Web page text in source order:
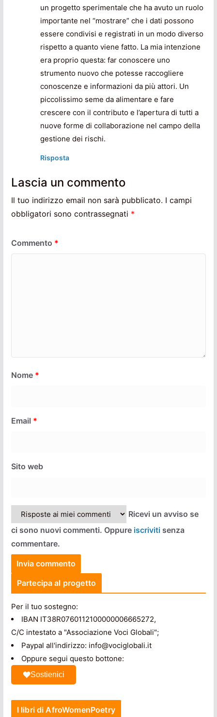
un progetto sperimentale che ha avuto un ruolo
importante nel “mostrare” che i dati possono
essere condivisi e registrati in un modo diverso
rispetto a quanto viene fatto. La mia intenzione
era proprio questa: far conoscere uno
strumento nuovo che potesse raccogliere
conoscenze e informazioni da più attori. Un
piccolissimo seme da alimentare e fare
crescere con il contributo e l’apertura di tutti a
nuove forme di collaborazione nel campo della
gestione dei rischi.
Risposta
Lascia un commento
Il tuo indirizzo email non sarà pubblicato. I campi
obbligatori sono contrassegnati *
Commento *
Nome *
Email *
Sito web
Ricevi un avviso se
ci sono nuovi commenti. Oppure iscrivitisenza
commentare.
Partecipa al progetto
Per il tuo sostegno:
IBAN IT38R0760112100000006665272,
C/C intestato a "Associazione Voci Globali";
Paypal all'indirizzo: info@vociglobali.it
Oppure segui questo bottone:
Sostienici
I libri di AfroWomenPoetry